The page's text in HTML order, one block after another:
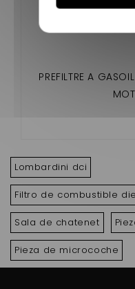
PREFILTRE A
Lombardini dci
Filtro de combustible
Sala de chatenet
Pieza de microcoche